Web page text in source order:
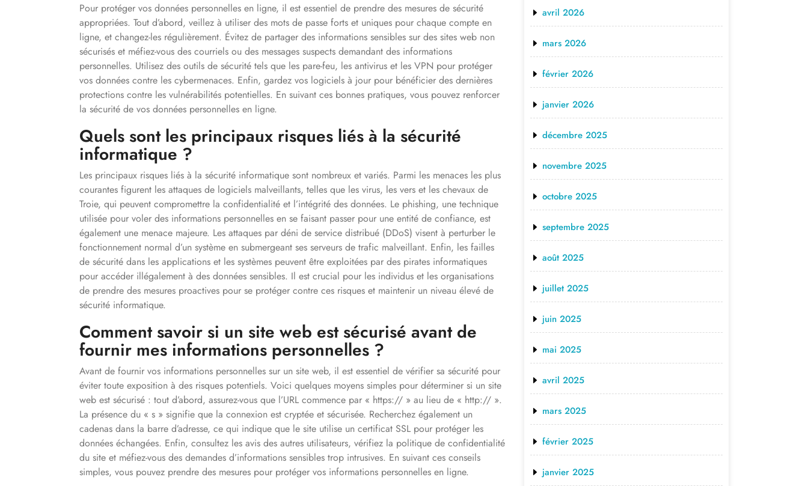
Pour protéger vos données personnelles en ligne, il est essentiel de prendre des mesures de sécurité
appropriées. Tout d’abord, veillez à utiliser des mots de passe forts et uniques pour chaque compte en
ligne, et changez-les régulièrement. Évitez de partager des informations sensibles sur des sites web non
sécurisés et méfiez-vous des courriels ou des messages suspects demandant des informations
personnelles. Utilisez des outils de sécurité tels que les pare-feu, les antivirus et les VPN pour protéger
vos données contre les cybermenaces. Enfin, gardez vos logiciels à jour pour bénéficier des dernières
protections contre les vulnérabilités potentielles. En suivant ces bonnes pratiques, vous pouvez renforcer
la sécurité de vos données personnelles en ligne.
Quels sont les principaux risques liés à la sécurité
informatique ?
Les principaux risques liés à la sécurité informatique sont nombreux et variés. Parmi les menaces les plus
courantes figurent les attaques de logiciels malveillants, telles que les virus, les vers et les chevaux de
Troie, qui peuvent compromettre la confidentialité et l’intégrité des données. Le phishing, une technique
utilisée pour voler des informations personnelles en se faisant passer pour une entité de confiance, est
également une menace majeure. Les attaques par déni de service distribué (DDoS) visent à perturber le
fonctionnement normal d’un système en submergeant ses serveurs de trafic malveillant. Enfin, les failles
de sécurité dans les applications et les systèmes peuvent être exploitées par des pirates informatiques
pour accéder illégalement à des données sensibles. Il est crucial pour les individus et les organisations
de prendre des mesures proactives pour se protéger contre ces risques et maintenir un niveau élevé de
sécurité informatique.
Comment savoir si un site web est sécurisé avant de
fournir mes informations personnelles ?
Avant de fournir vos informations personnelles sur un site web, il est essentiel de vérifier sa sécurité pour
éviter toute exposition à des risques potentiels. Voici quelques moyens simples pour déterminer si un site
web est sécurisé : tout d’abord, assurez-vous que l’URL commence par « https:// » au lieu de « http:// ».
La présence du « s » signifie que la connexion est cryptée et sécurisée. Recherchez également un
cadenas dans la barre d’adresse, ce qui indique que le site utilise un certificat SSL pour protéger les
données échangées. Enfin, consultez les avis des autres utilisateurs, vérifiez la politique de confidentialité
du site et méfiez-vous des demandes d’informations sensibles trop intrusives. En suivant ces conseils
simples, vous pouvez prendre des mesures pour protéger vos informations personnelles en ligne.
avril 2026
mars 2026
février 2026
janvier 2026
décembre 2025
novembre 2025
octobre 2025
septembre 2025
août 2025
juillet 2025
juin 2025
mai 2025
avril 2025
mars 2025
février 2025
janvier 2025